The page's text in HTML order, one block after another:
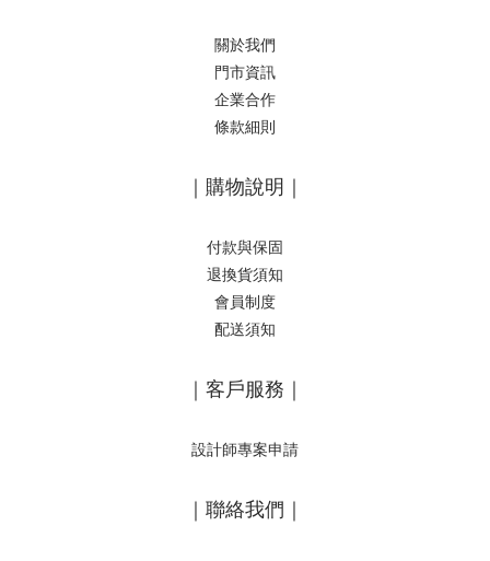
關於我們
門市資訊
企業合作
條款細則
｜購物說明｜
付款與保固
退換貨須知
會員制度
配送須知
｜客戶服務｜
設計師專案申請
｜聯絡我們｜